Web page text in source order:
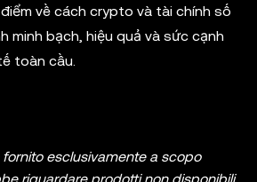
về cách crypto và tài chính số
minh bạch, hiệu quả và sức cạnh
toàn cầu.
esclusivamente a scopo